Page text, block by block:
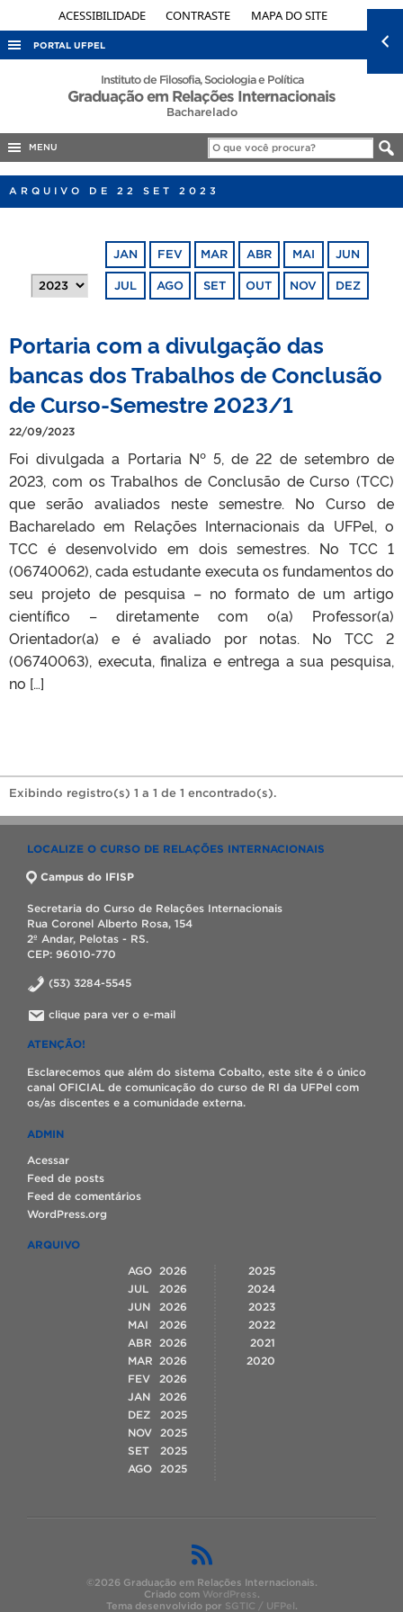
ACESSIBILIDADE CONTRASTE MAPA DO SITE
PORTAL UFPEL
ACESSO À INFORMAÇÃO
PORTARIAS
Instituto de Filosofia, Sociologia e Política
Graduação em Relações Internacionais
Bacharelado
MENU
ARQUIVO DE 22 SET 2023
JAN FEV MAR ABR MAI JUN
JUL AGO SET OUT NOV DEZ
Portaria com a divulgação das
bancas dos Trabalhos de Conclusão
de Curso-Semestre 2023/1
22/09/2023
Foi divulgada a Portaria Nº 5, de 22 de setembro de
2023, com os Trabalhos de Conclusão de Curso (TCC)
que serão avaliados neste semestre. No Curso de
Bacharelado em Relações Internacionais da UFPel, o
TCC é desenvolvido em dois semestres. No TCC 1
(06740062), cada estudante executa os fundamentos do
seu projeto de pesquisa – no formato de um artigo
científico – diretamente com o(a) Professor(a)
Orientador(a) e é avaliado por notas. No TCC 2
(06740063), executa, finaliza e entrega a sua pesquisa,
no […]
Exibindo registro(s) 1 a 1 de 1 encontrado(s).
LOCALIZE O CURSO DE RELAÇÕES INTERNACIONAIS
Campus do IFISP
Secretaria do Curso de Relações Internacionais
Rua Coronel Alberto Rosa, 154
2º Andar, Pelotas - RS.
CEP: 96010-770
(53) 3284-5545
clique para ver o e-mail
ATENÇÃO!
Esclarecemos que além do sistema Cobalto, este site é o único
canal OFICIAL de comunicação do curso de RI da UFPel com
os/as discentes e a comunidade externa.
ADMIN
Acessar
Feed de posts
Feed de comentários
WordPress.org
ARQUIVO
AGO
2026
JUL
2026
JUN
2026
MAI
2026
ABR
2026
MAR
2026
FEV
2026
JAN
2026
DEZ
2025
NOV
2025
SET
2025
AGO
2025
2025
2024
2023
2022
2021
2020
©2026 Graduação em Relações Internacionais.
Criado com WordPress.
Tema desenvolvido por SGTIC / UFPel.